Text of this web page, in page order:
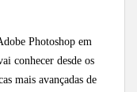
Photoshop em
conhecer desde os
mais avançadas de